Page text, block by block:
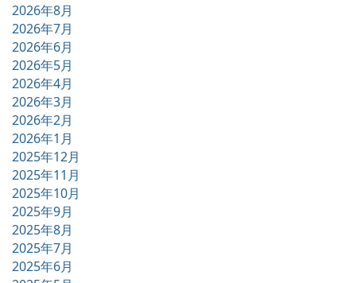
2026年8月
2026年7月
2026年6月
2026年5月
2026年4月
2026年3月
2026年2月
2026年1月
2025年12月
2025年11月
2025年10月
2025年9月
2025年8月
2025年7月
2025年6月